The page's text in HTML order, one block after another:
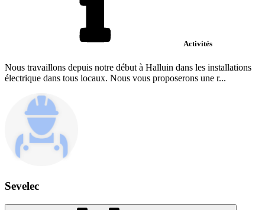
Activités
Nous travaillons depuis notre début à Halluin dans les installations
électrique dans tous locaux. Nous vous proposerons une r...
Sevelec